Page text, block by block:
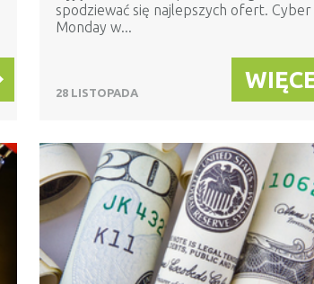
spodziewać się najlepszych ofert. Cyber
Monday w...
28 LISTOPADA